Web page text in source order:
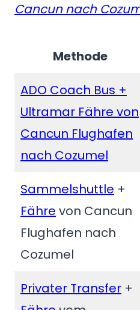
Cancun nach
Methode
ADO Coach Bus +
Ultramar Fähre von
Cancun Flughafen
nach Cozumel
Sammelshuttle +
Fähre von Cancun
Flughafen nach
Cozumel
Privater Transfer +